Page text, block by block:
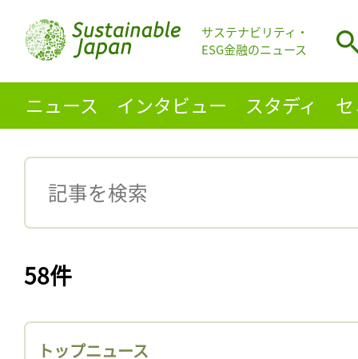
サステナビリティ・
ESG金融のニュース
ニュース インタビュー スタディ
58件
トップニュース